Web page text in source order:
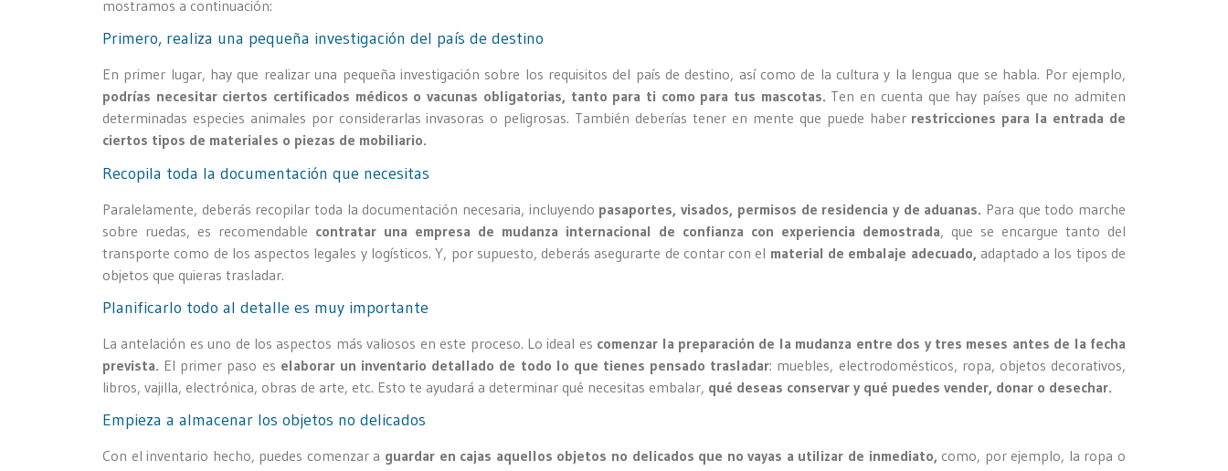
mostramos a continuación:
Primero, realiza una pequeña investigación del país de destino
En primer lugar, hay que realizar una pequeña investigación sobre los requisitos del país de destino, así como de la cultura y la lengua que se habla. Por ejemplo,
podrías necesitar ciertos certificados médicos o vacunas obligatorias, tanto para ti como para tus mascotas. Ten en cuenta que hay países que no admiten
determinadas especies animales por considerarlas invasoras o peligrosas. También deberías tener en mente que puede haber restricciones para la entrada de
ciertos tipos de materiales o piezas de mobiliario.
Recopila toda la documentación que necesitas
Paralelamente, deberás recopilar toda la documentación necesaria, incluyendo pasaportes, visados, permisos de residencia y de aduanas. Para que todo marche
sobre ruedas, es recomendable contratar una empresa de mudanza internacional de confianza con experiencia demostrada, que se encargue tanto del
transporte como de los aspectos legales y logísticos. Y, por supuesto, deberás asegurarte de contar con el material de embalaje adecuado, adaptado a los tipos de
objetos que quieras trasladar.
Planificarlo todo al detalle es muy importante
La antelación es uno de los aspectos más valiosos en este proceso. Lo ideal es comenzar la preparación de la mudanza entre dos y tres meses antes de la fecha
prevista. El primer paso es elaborar un inventario detallado de todo lo que tienes pensado trasladar: muebles, electrodomésticos, ropa, objetos decorativos,
libros, vajilla, electrónica, obras de arte, etc. Esto te ayudará a determinar qué necesitas embalar, qué deseas conservar y qué puedes vender, donar o desechar.
Empieza a almacenar los objetos no delicados
Con el inventario hecho, puedes comenzar a guardar en cajas aquellos objetos no delicados que no vayas a utilizar de inmediato, como, por ejemplo, la ropa o